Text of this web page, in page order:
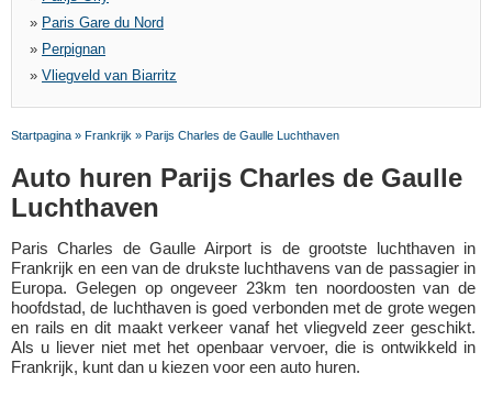
» Paris Gare du Nord
» Perpignan
» Vliegveld van Biarritz
Startpagina » Frankrijk » Parijs Charles de Gaulle Luchthaven
Auto huren Parijs Charles de Gaulle
Luchthaven
Paris Charles de Gaulle Airport is de grootste luchthaven in
Frankrijk en een van de drukste luchthavens van de passagier in
Europa. Gelegen op ongeveer 23km ten noordoosten van de
hoofdstad, de luchthaven is goed verbonden met de grote wegen
en rails en dit maakt verkeer vanaf het vliegveld zeer geschikt.
Als u liever niet met het openbaar vervoer, die is ontwikkeld in
Frankrijk, kunt dan u kiezen voor een auto huren.